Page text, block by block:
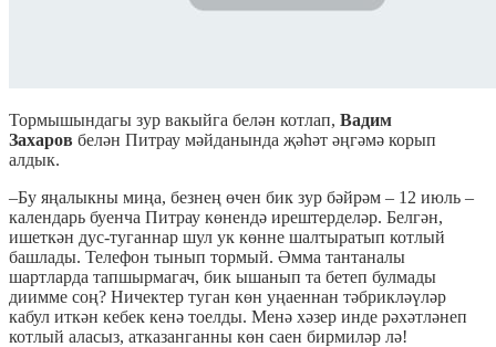
Тормышындагы зур вакыйга белән котлап, Вадим
Захаров белән Питрау мәйданында җәһәт әңгәмә корып
алдык.
–Бу яңалыкны миңа, безнең өчен бик зур бәйрәм – 12 июль –
календарь буенча Питрау көнендә ирештерделәр. Белгән,
ишеткән дус-туганнар шул ук көнне шалтыратып котлый
башлады. Телефон тынып тормый. Әмма тантаналы
шартларда тапшырмагач, бик ышанып та бетеп булмады
диимме соң? Ничектер туган көн уңаеннан тәбрикләүләр
кабул иткән кебек кенә тоелды. Менә хәзер инде рәхәтләнеп
котлый аласыз, атказанганны көн саен бирмиләр лә!